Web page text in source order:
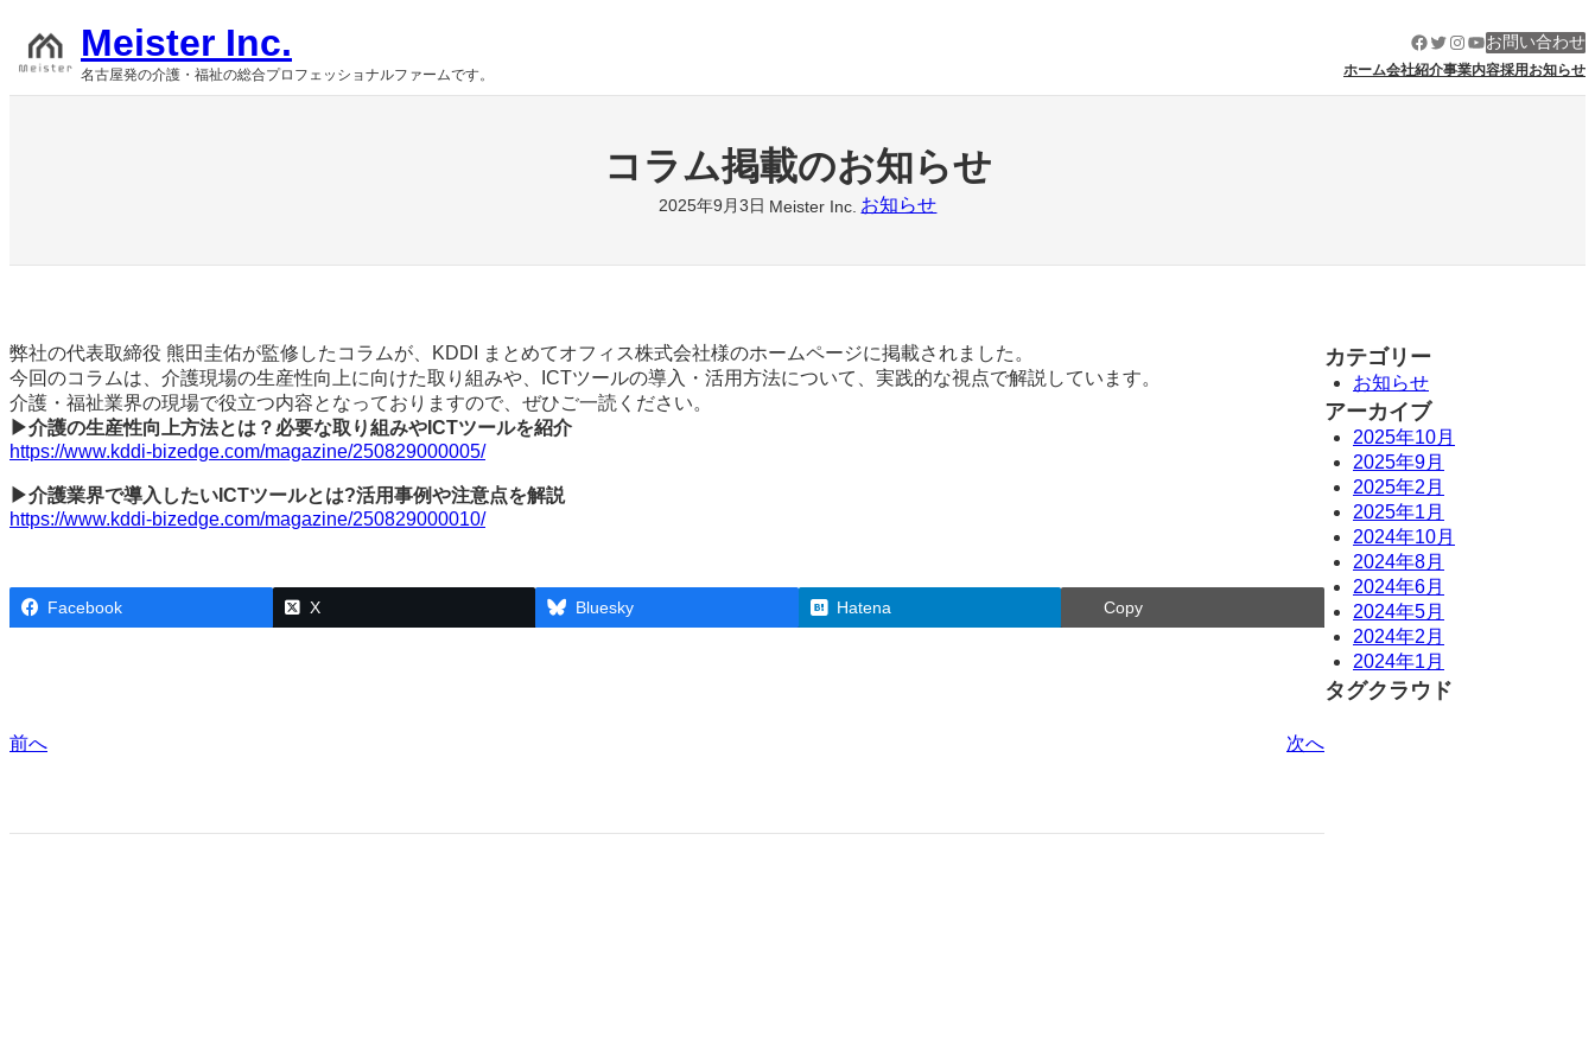
を
ス
Meister Inc.
名古屋発の介護・福祉の総合プロフェッショナルファームです。
Facebook
Twitter
Instagram
YouTube
お問い合わせ
ホーム会社紹介事業内容採用お知らせ
コラム掲載のお知らせ
2025年9月3日 Meister Inc. お知らせ
弊社の代表取締役 熊田圭佑が監修したコラムが、KDDI まとめてオフィス株式会社様のホームページに掲載されました。
今回のコラムは、介護現場の生産性向上に向けた取り組みや、ICTツールの導入・活用方法について、実践的な視点で解説しています。
介護・福祉業界の現場で役立つ内容となっておりますので、ぜひご一読ください。
▶介護の生産性向上方法とは？必要な取り組みやICTツールを紹介
https://www.kddi-bizedge.com/magazine/250829000005/
▶介護業界で導入したいICTツールとは?活用事例や注意点を解説
https://www.kddi-bizedge.com/magazine/250829000010/
Facebook X Bluesky Hatena Copy
前へ 次へ
カテゴリー
お知らせ
アーカイブ
2025年10月
2025年9月
2025年2月
2025年1月
2024年10月
2024年8月
2024年6月
2024年5月
2024年2月
2024年1月
タグクラウド